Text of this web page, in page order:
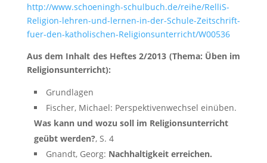
http://www.schoeningh-schulbuch.de/reihe/RelliS-
Religion-lehren-und-lernen-in-der-Schule-Zeitschrift-
fuer-den-katholischen-Religionsunterricht/W00536
Aus dem Inhalt des Heftes 2/2013 (Thema: Üben im
Religionsunterricht):
Grundlagen
Fischer, Michael: Perspektivenwechsel einüben.
Was kann und wozu soll im Religionsunterricht
geübt werden?, S. 4
Gnandt, Georg: Nachhaltigkeit erreichen.